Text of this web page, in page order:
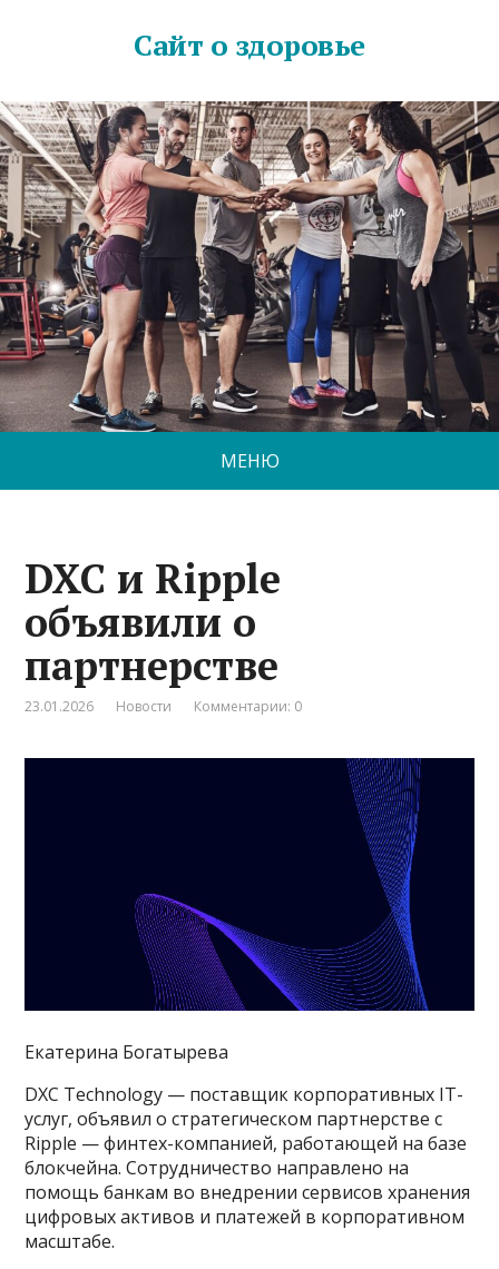
Сайт о здоровье
МЕНЮ
DXC и Ripple
объявили о
партнерстве
23.01.2026 Новости Комментарии: 0
Екатерина Богатырева
DXC Technology — поставщик корпоративных IT-
услуг, объявил о стратегическом партнерстве с
Ripple — финтех-компанией, работающей на базе
блокчейна. Сотрудничество направлено на
помощь банкам во внедрении сервисов хранения
цифровых активов и платежей в корпоративном
масштабе.